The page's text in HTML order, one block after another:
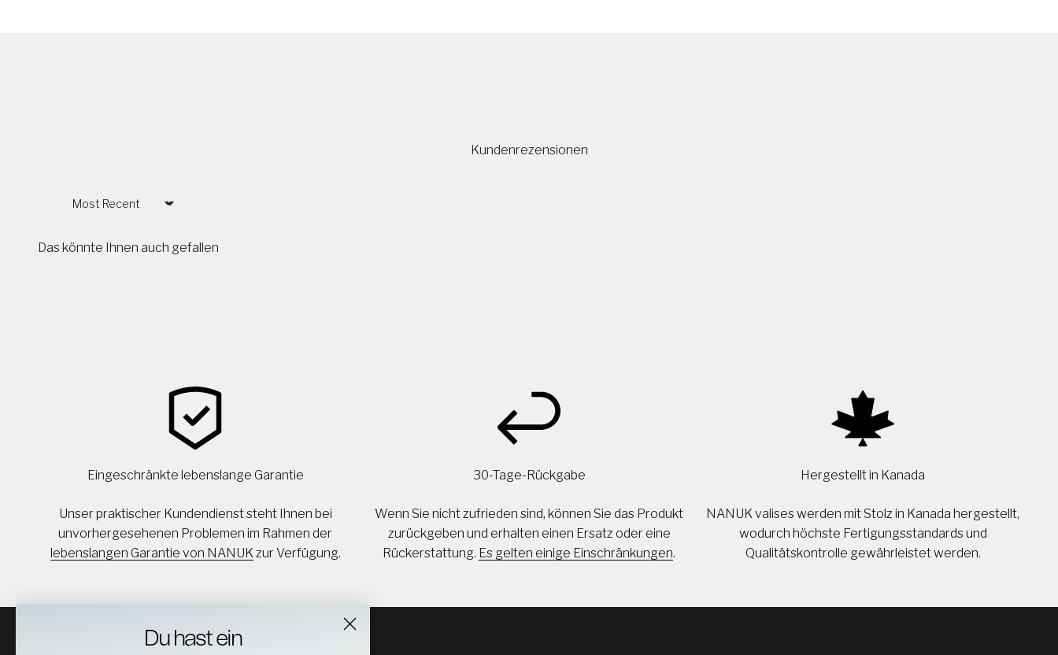
Kundenrezensionen
Sort by
Das könnte Ihnen auch gefallen
Eingeschränkte lebenslange Garantie
Unser praktischer Kundendienst steht Ihnen bei
unvorhergesehenen Problemen im Rahmen der
lebenslangen Garantie von NANUK zur Verfügung.
30-Tage-Rückgabe
Wenn Sie nicht zufrieden sind, können Sie das Produkt
zurückgeben und erhalten einen Ersatz oder eine
Rückerstattung. Es gelten einige Einschränkungen.
Hergestellt in Kanada
NANUK valises werden mit Stolz in Kanada hergestellt,
wodurch höchste Fertigungsstandards und
Qualitätskontrolle gewährleistet werden.
Du hast ein